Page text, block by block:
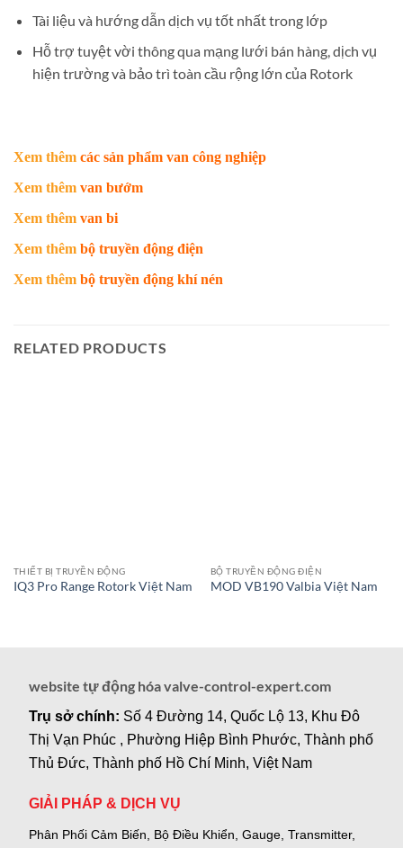
Tài liệu và hướng dẫn dịch vụ tốt nhất trong lớp
Hỗ trợ tuyệt vời thông qua mạng lưới bán hàng, dịch vụ
hiện trường và bảo trì toàn cầu rộng lớn của Rotork
Xem thêm các sản phẩm van công nghiệp
Xem thêm van bướm
Xem thêm van bi
Xem thêm bộ truyền động điện
Xem thêm bộ truyền động khí nén
RELATED PRODUCTS
THIẾT BỊ TRUYỀN ĐỘNG
IQ3 Pro Range Rotork Việt Nam
BỘ TRUYỀN ĐỘNG ĐIỆN
MOD VB190 Valbia Việt Nam
website tự động hóa valve-control-expert.com
Trụ sở chính: Số 4 Đường 14, Quốc Lộ 13, Khu Đô
Thị Vạn Phúc , Phường Hiệp Bình Phước, Thành phố
Thủ Đức, Thành phố Hồ Chí Minh, Việt Nam
GIẢI PHÁP & DỊCH VỤ
Phân Phối Cảm Biến, Bộ Điều Khiển, Gauge, Transmitter,